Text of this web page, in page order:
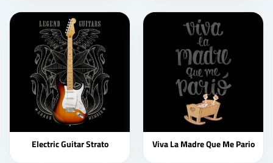
Electric Guitar Strato Viva La Madre Que Me Pario